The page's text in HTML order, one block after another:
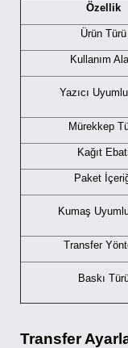
Özellik
Ürün Türü
Kullanım
Yazıcı
Mürekkep
Kağıt
Paket
Kumaş
Transfer
Baskı
Transfer